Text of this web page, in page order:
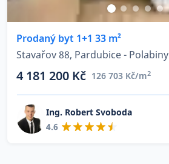
Prodaný byt 1+1 33 m²
Stavařov 88, Pardubice - Polabiny
4 181 200 Kč 126 703 Kč/m2
Ing. Robert Svoboda
4.6